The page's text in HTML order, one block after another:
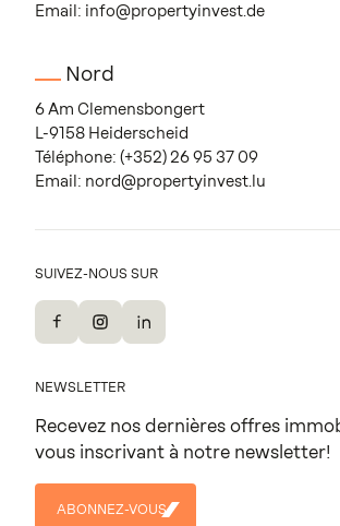
Email: info@propertyinvest.de
Nord
6 Am Clemensbongert
L-9158 Heiderscheid
Téléphone: (+352) 26 95 37 09
Email: nord@propertyinvest.lu
SUIVEZ-NOUS SUR
FacebookInstagram
LinkedIn
NEWSLETTER
Recevez nos dernières offres
vous inscrivant à notre newsletter!
ABONNEZ-VOUS